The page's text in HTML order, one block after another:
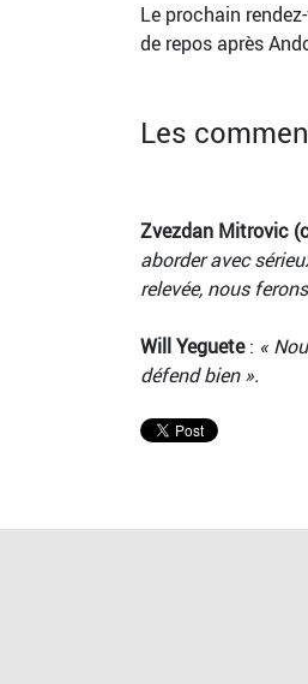
Le prochain
de repos après
Les
Zvezdan Mitrovic
aborder avec
relevée, nous
Will Yeguete: «
défend bien ».